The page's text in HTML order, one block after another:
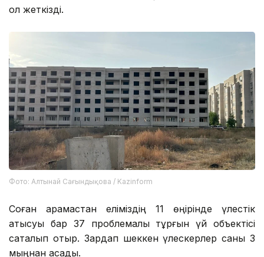
қол жеткізді.
Фото: Алтынай Сағындықова / Kazinform
Соған қарамастан еліміздің 11 өңірінде үлестік
қатысуы бар 37 проблемалы тұрғын үй объектісі
сақталып отыр. Зардап шеккен үлескерлер саны 3
мыңнан асады.